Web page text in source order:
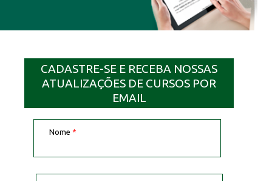
CADASTRE-SE E RECEBA NOSSAS
ATUALIZAÇÕES DE CURSOS POR
EMAIL
Nome *